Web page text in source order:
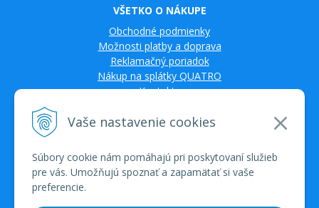
Vaše nastavenie cookies
Súbory cookie nám pomáhajú pri poskytovaní služieb
pre vás. Umožňujú spoznať a zapamätať si vaše
preferencie.
VŠETKO O NÁKUPE
Obchodné podmienky
Možnosti platby a doprava
Reklamačný poriadok
Nákup na splátky QUATRO
Kontakty